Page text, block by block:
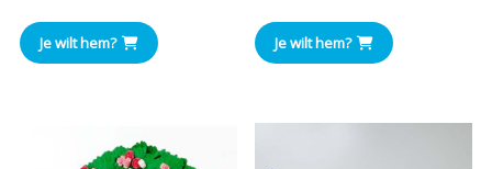
Je wilt hem? Je wilt hem?